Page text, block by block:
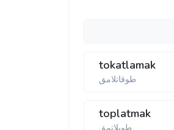
tokatlamak
طوقاتلامق
toplatmak